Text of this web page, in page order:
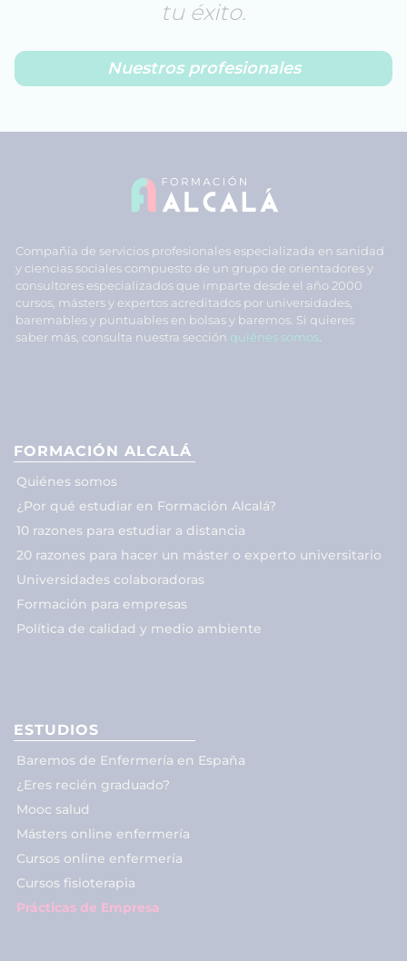
tu éxito.
Nuestros profesionales
Compañía de servicios profesionales especializada en sanidad
y ciencias sociales compuesto de un grupo de orientadores y
consultores especializados que imparte desde el año 2000
cursos, másters y expertos acreditados por universidades,
baremables y puntuables en bolsas y baremos. Si quieres
saber más, consulta nuestra sección quiénes somos.
FORMACIÓN ALCALÁ
Quiénes somos
¿Por qué estudiar en Formación Alcalá?
10 razones para estudiar a distancia
20 razones para hacer un máster o experto universitario
Universidades colaboradoras
Formación para empresas
Política de calidad y medio ambiente
ESTUDIOS
Baremos de Enfermería en España
¿Eres recién graduado?
Mooc salud
Másters online enfermería
Cursos online enfermería
Cursos fisioterapia
Prácticas de Empresa